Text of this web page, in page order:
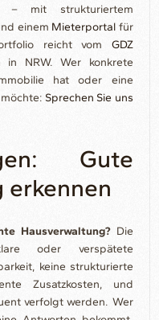
– mit strukturiertem
einem Mieterportal für
reicht vom GDZ
in NRW. Wer konkrete
hat oder eine
möchte:Sprechen Sie uns
Gute
erkennen
Hausverwaltung?Die
oder verspätete
keine strukturierte
Zusatzkosten, und
verfolgt werden. Wer